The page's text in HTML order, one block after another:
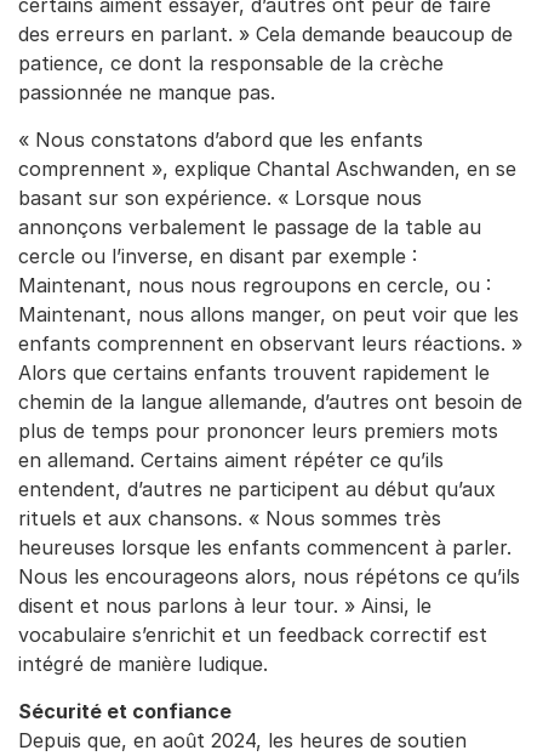
certains aiment essayer, d’autres ont peur de faire
des erreurs en parlant. » Cela demande beaucoup de
patience, ce dont la responsable de la crèche
passionnée ne manque pas.
« Nous constatons d’abord que les enfants
comprennent », explique Chantal Aschwanden, en se
basant sur son expérience. « Lorsque nous
annonçons verbalement le passage de la table au
cercle ou l’inverse, en disant par exemple :
Maintenant, nous nous regroupons en cercle, ou :
Maintenant, nous allons manger, on peut voir que les
enfants comprennent en observant leurs réactions. »
Alors que certains enfants trouvent rapidement le
chemin de la langue allemande, d’autres ont besoin de
plus de temps pour prononcer leurs premiers mots
en allemand. Certains aiment répéter ce qu’ils
entendent, d’autres ne participent au début qu’aux
rituels et aux chansons. « Nous sommes très
heureuses lorsque les enfants commencent à parler.
Nous les encourageons alors, nous répétons ce qu’ils
disent et nous parlons à leur tour. » Ainsi, le
vocabulaire s’enrichit et un feedback correctif est
intégré de manière ludique.
Sécurité et confiance
Depuis que, en août 2024, les heures de soutien